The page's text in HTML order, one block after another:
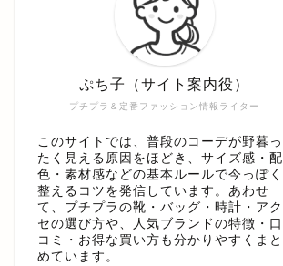
プチプラ＆定番ファッション情報ライター
ぷち子（サイト案内役）
このサイトでは、普段のコーデが野暮っ
たく見える原因をほどき、サイズ感・配
色・素材感などの基本ルールで今っぽく
整えるコツを発信しています。あわせ
て、プチプラの靴・バッグ・時計・アク
セの選び方や、人気ブランドの特徴・口
コミ・お得な買い方も分かりやすくまと
めています。